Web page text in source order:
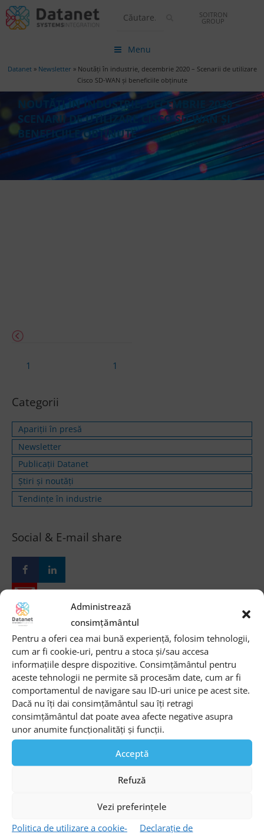
Administrează
consimțământul
Pentru a oferi cea mai bună experiență, folosim tehnologii,
cum ar fi cookie-uri, pentru a stoca și/sau accesa
informațiile despre dispozitive. Consimțământul pentru
aceste tehnologii ne permite să procesăm date, cum ar fi
comportamentul de navigare sau ID-uri unice pe acest site.
Dacă nu îți dai consimțământul sau îți retragi
consimțământul dat poate avea afecte negative asupra
unor anumite funcționalități și funcții.
Acceptă
Refuză
Vezi preferințele
Politica de utilizare a cookie-
Declarație de
SOITRON
GROUP
Menu
Datanet» Newsletter » Noutăți în industrie, decembrie 2020 – Scenarii de utilizare
Cisco SD-WAN și beneficiile obținute
NOUTĂȚI ÎN INDUSTRIE, DECEMBRIE 2020 –
SCENARII DE UTILIZARE CISCO SD-WAN ȘI
BENEFICIILE OBȚINUTE
1 1
Categorii
Apariții în presă
Newsletter
Publicații Datanet
Știri și noutăți
Tendințe în industrie
Social & E-mail share
Newsletter
Sunt de acord cuTermenii si conditiile
site-ului si cu
Politica de prelucrare a datelor